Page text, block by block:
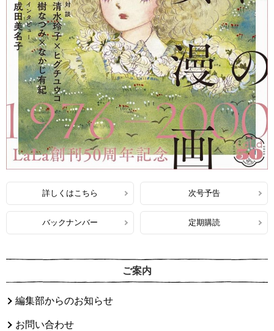
詳しくはこちら 次号予告
バックナンバー 定期購読
ご案内
編集部からのお知らせ
お問い合わせ